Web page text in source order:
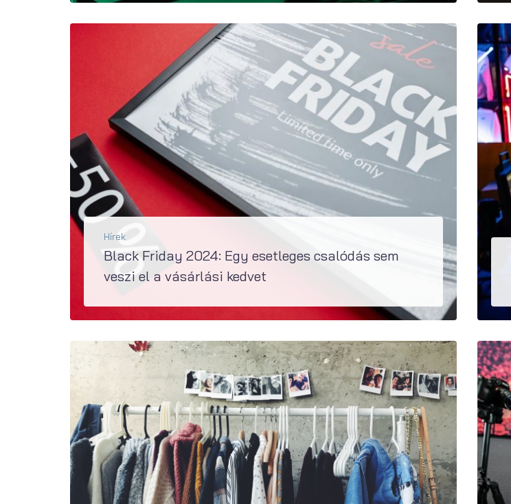
BŐVEBBEN
Hírek
Black Friday 2024: Egy esetleges csalódás sem
veszi el a vásárlási kedvet
BŐVEBBEN